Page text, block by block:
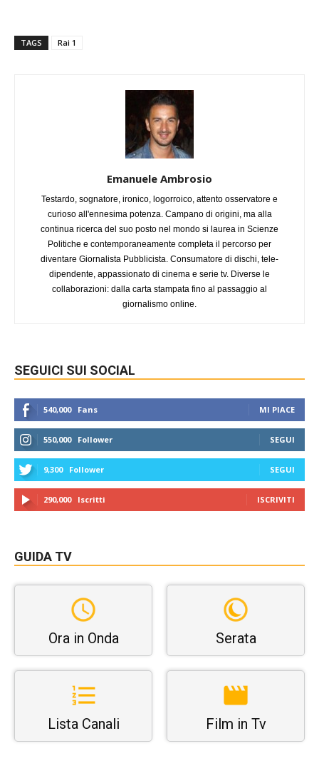
TAGS Rai 1
Emanuele Ambrosio
Testardo, sognatore, ironico, logorroico, attento osservatore e
curioso all'ennesima potenza. Campano di origini, ma alla
continua ricerca del suo posto nel mondo si laurea in Scienze
Politiche e contemporaneamente completa il percorso per
diventare Giornalista Pubblicista. Consumatore di dischi, tele-
dipendente, appassionato di cinema e serie tv. Diverse le
collaborazioni: dalla carta stampata fino al passaggio al
giornalismo online.
SEGUICI SUI SOCIAL
540,000 Fans MI PIACE
550,000 Follower SEGUI
9,300 Follower SEGUI
290,000 Iscritti ISCRIVITI
GUIDA TV
Ora in Onda Serata
Lista Canali Film in Tv